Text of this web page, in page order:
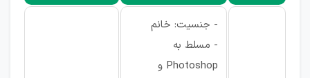
- جنسیت: خانم
- مسلط به
Photoshop و